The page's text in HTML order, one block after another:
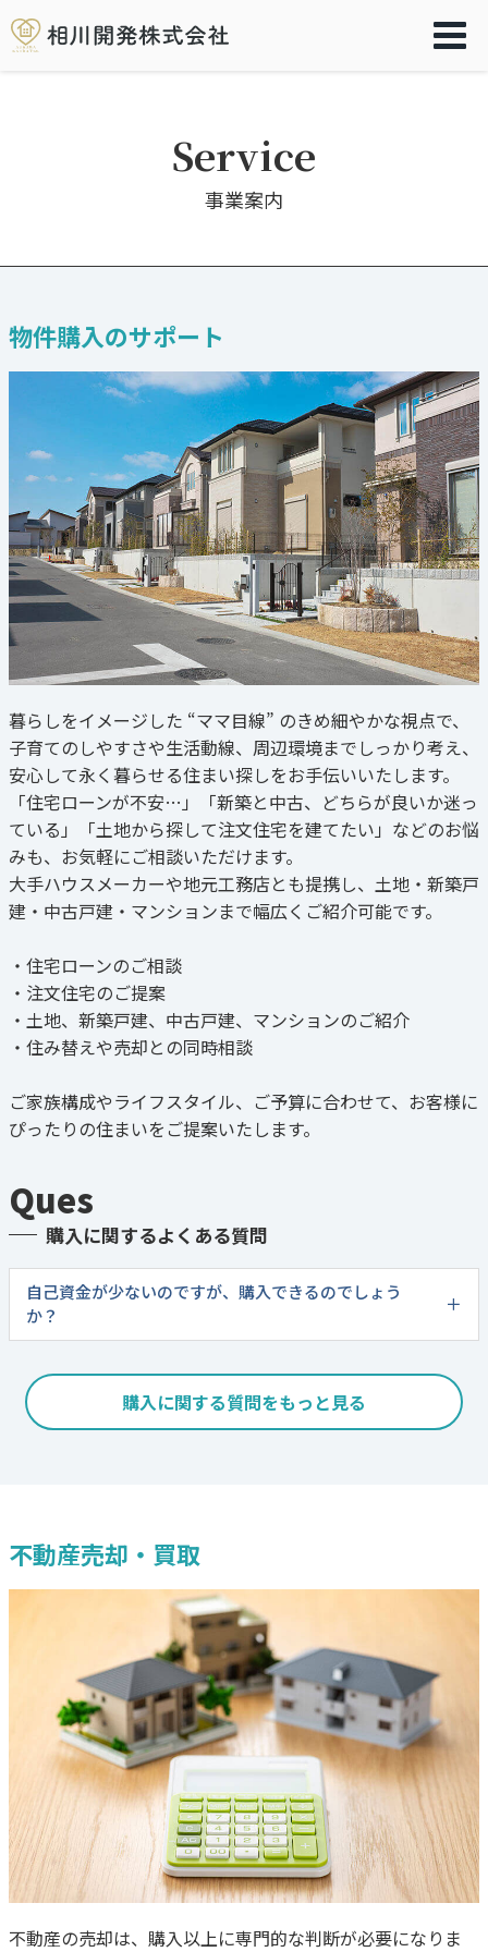
Service
事業案内
物件購入のサポート
暮らしをイメージした “ママ目線” のきめ細やかな視点で、
子育てのしやすさや生活動線、周辺環境までしっかり考え、
安心して永く暮らせる住まい探しをお手伝いいたします。
「住宅ローンが不安…」「新築と中古、どちらが良いか迷っ
ている」「土地から探して注文住宅を建てたい」などのお悩
みも、お気軽にご相談いただけます。
大手ハウスメーカーや地元工務店とも提携し、土地・新築戸
建・中古戸建・マンションまで幅広くご紹介可能です。
・住宅ローンのご相談
・注文住宅のご提案
・土地、新築戸建、中古戸建、マンションのご紹介
・住み替えや売却との同時相談
ご家族構成やライフスタイル、ご予算に合わせて、お客様に
ぴったりの住まいをご提案いたします。
Ques
購入に関するよくある質問
自己資金が少ないのですが、購入できるのでしょう
か？
購入に関する質問をもっと見る
不動産売却・買取
不動産の売却は、購入以上に専門的な判断が必要になりま